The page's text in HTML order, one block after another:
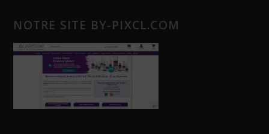
NOTRE SITE BY-PIXCL.COM